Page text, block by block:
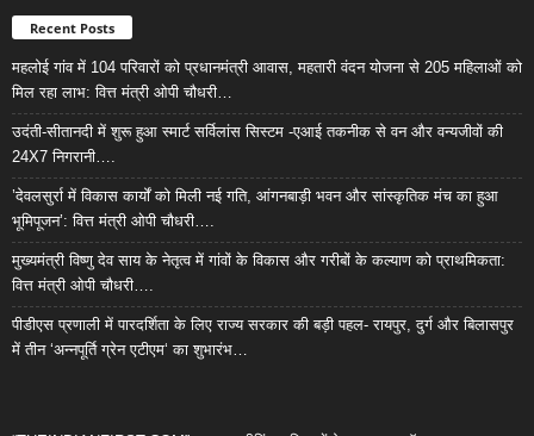
Recent Posts
महलोई गांव में 104 परिवारों को प्रधानमंत्री आवास, महतारी वंदन योजना से 205 महिलाओं को
मिल रहा लाभ: वित्त मंत्री ओपी चौधरी…
उदंती-सीतानदी में शुरू हुआ स्मार्ट सर्विलांस सिस्टम -एआई तकनीक से वन और वन्यजीवों की
24X7 निगरानी….
’देवलसुर्रा में विकास कार्यों को मिली नई गति, आंगनबाड़ी भवन और सांस्कृतिक मंच का हुआ
भूमिपूजन’: वित्त मंत्री ओपी चौधरी….
मुख्यमंत्री विष्णु देव साय के नेतृत्व में गांवों के विकास और गरीबों के कल्याण को प्राथमिकता:
वित्त मंत्री ओपी चौधरी….
पीडीएस प्रणाली में पारदर्शिता के लिए राज्य सरकार की बड़ी पहल- रायपुर, दुर्ग और बिलासपुर
में तीन ‘अन्नपूर्ति ग्रेन एटीएम‘ का शुभारंभ…